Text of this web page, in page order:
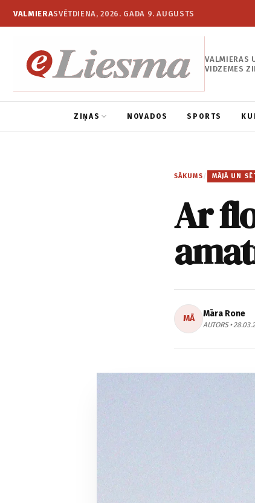
VALMIERASVĒTDIENA, 2026. GADA 9. AUGUSTS
VALMIERAS
VIDZEMES
ZIŅAS NOVADOS SPORTS
SĀKUMS / MĀJĀ UN
Ar
MĀ Māra Rone
AUTORS •